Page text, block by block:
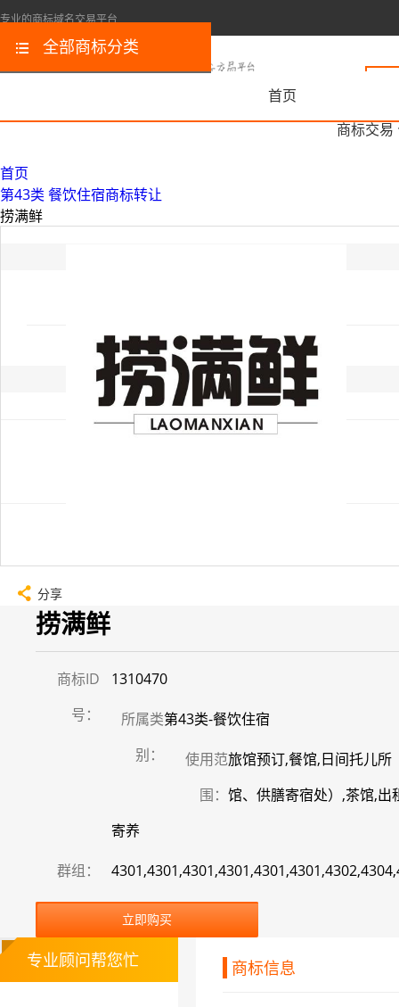
专业的商标域名交易平台
首页
商标交易
全部商标分类
首页
第43类 餐饮住宿商标转让
捞满鲜
分享
捞满鲜
商标ID
号：
1310470
所属类
别：
第43类-餐饮住宿
使用范
围：
旅馆预订,餐馆,日间托儿
馆、供膳寄宿处）,茶馆,
寄养
群组：
立即购买
商标信息
专业顾问帮您忙